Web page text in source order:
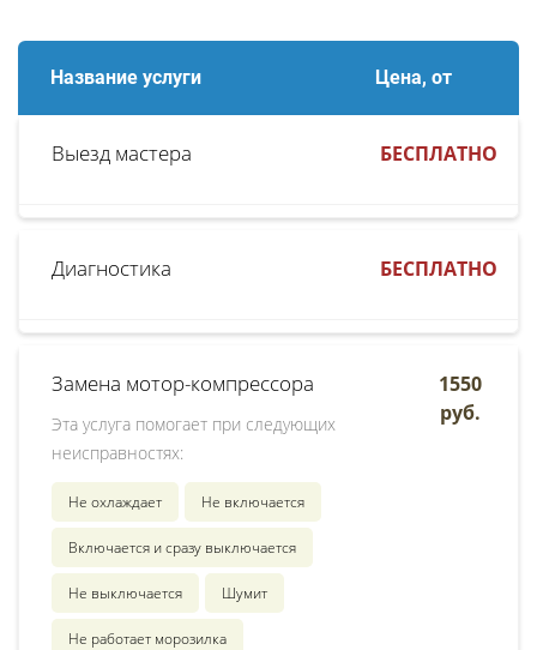
Название услуги Цена, от
Выезд мастера БЕСПЛАТНО
Диагностика БЕСПЛАТНО
Замена мотор-компрессора
Эта услуга помогает при следующих
неисправностях:
Не охлаждает Не включается
Включается и сразу выключается
Не выключается Шумит
Не работает морозилка
1550
руб.